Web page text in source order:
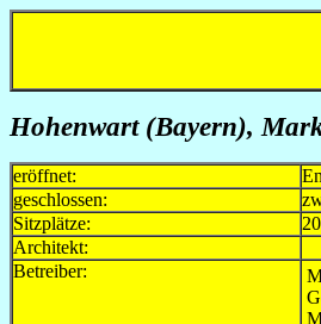
Hohenwart (Bayern),
eröffnet:
geschlossen:
Sitzplätze:
Architekt:
Betreiber: